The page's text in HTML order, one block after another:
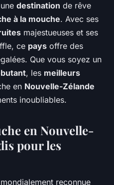
destination de rêve
à la mouche. Avec ses
majestueuses et ses
ce pays offre des
Que vous soyez un
, les meilleurs
en Nouvelle-Zélande
inoubliables.
en Nouvelle-
pour les
reconnue